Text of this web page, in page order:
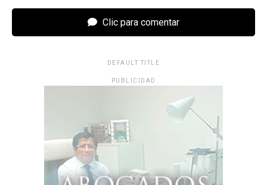
Clic para comentar
DEFAULT TITLE
PUBLICIDAD